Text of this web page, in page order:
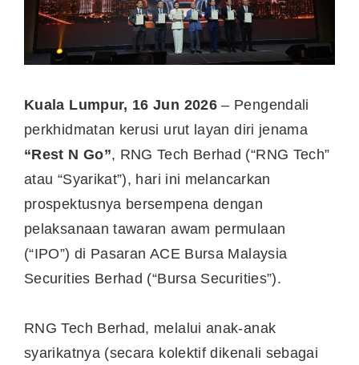
Kuala Lumpur, 16 Jun 2026 – Pengendali
perkhidmatan kerusi urut layan diri jenama
“Rest N Go”, RNG Tech Berhad (“RNG Tech”
atau “Syarikat”), hari ini melancarkan
prospektusnya bersempena dengan
pelaksanaan tawaran awam permulaan
(“IPO”) di Pasaran ACE Bursa Malaysia
Securities Berhad (“Bursa Securities”).
RNG Tech Berhad, melalui anak-anak
syarikatnya (secara kolektif dikenali sebagai